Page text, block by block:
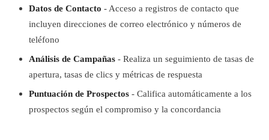
Datos de Contacto - Acceso a registros de contacto que
incluyen direcciones de correo electrónico y números de
teléfono
Análisis de Campañas - Realiza un seguimiento de tasas de
apertura, tasas de clics y métricas de respuesta
Puntuación de Prospectos - Califica automáticamente a los
prospectos según el compromiso y la concordancia